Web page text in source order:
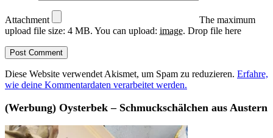
Attachment
The maximum
upload file size: 4 MB. You can upload: image. Drop file here
Diese Website verwendet Akismet, um Spam zu reduzieren. Erfahre,
wie deine Kommentardaten verarbeitet werden.
(Werbung) Oysterbek – Schmuckschälchen aus Austern